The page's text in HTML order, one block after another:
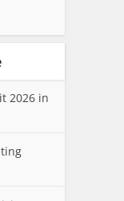
2026 in